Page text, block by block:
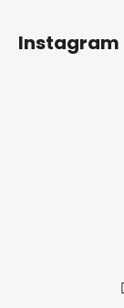
Instagram